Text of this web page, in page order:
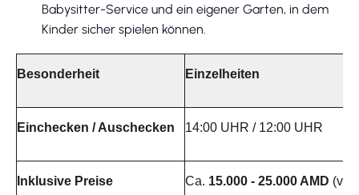
Babysitter-Service und ein eigener Garten, in dem
Kinder sicher spielen können.
Besonderheit Einzelheiten
Einchecken / Auschecken 14:00 UHR / 12:00 UHR
Inklusive Preise Ca. 15.000 - 25.000 AMD